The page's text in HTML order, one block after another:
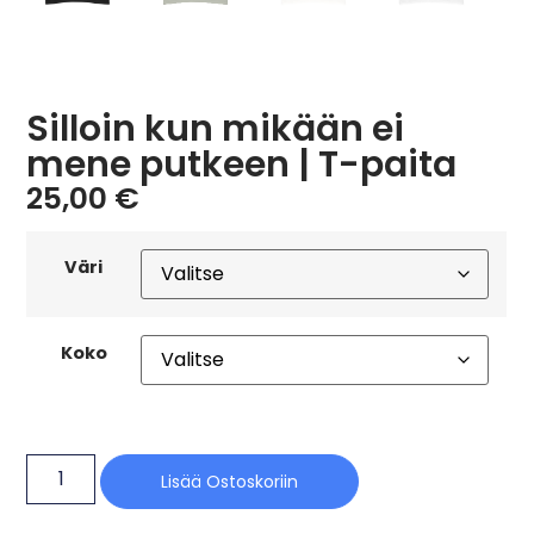
Silloin kun mikään ei
mene putkeen | T-paita
25,00 €
Väri
Koko
Lisää Ostoskoriin